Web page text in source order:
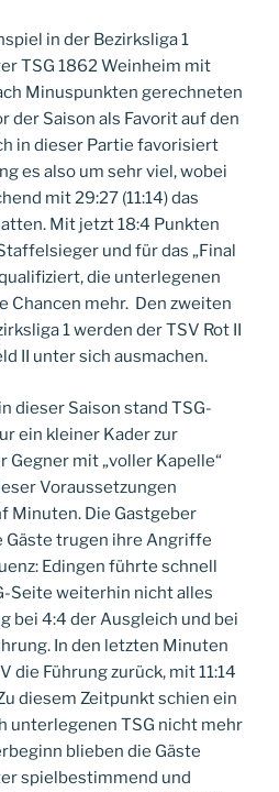
in der Bezirksliga 1
TSG 1862 Weinheim mit
Minuspunkten gerechneten
der Saison als Favorit auf den
in dieser Partie favorisiert
es also um sehr viel, wobei
mit 29:27 (11:14) das
Mit jetzt 18:4 Punkten
und für das „Final
die unterlegenen
Chancen mehr. Den zweiten
1 werden der TSV Rot II
II unter sich ausmachen.
dieser Saison stand TSG-
ein kleiner Kader zur
Gegner mit „voller Kapelle“
Voraussetzungen
Minuten. Die Gastgeber
Gäste trugen ihre Angriffe
Edingen führte schnell
Seite weiterhin nicht alles
bei 4:4 der Ausgleich und bei
In den letzten Minuten
die Führung zurück, mit 11:14
diesem Zeitpunkt schien ein
unterlegenen TSG nicht mehr
blieben die Gäste
spielbestimmend und